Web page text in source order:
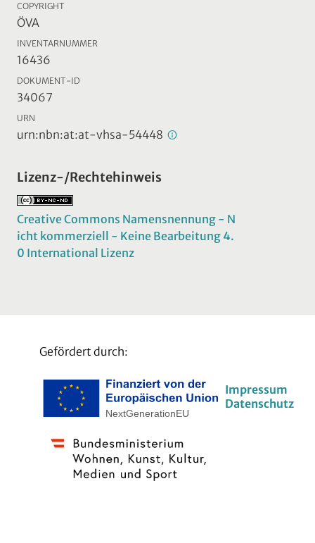
COPYRIGHT
ÖVA
INVENTARNUMMER
16436
DOKUMENT-ID
34067
URN
urn:nbn:at:at-vhsa-54448
Lizenz-/Rechtehinweis
Creative Commons Namensnennung - N
icht kommerziell - Keine Bearbeitung 4.
0 International Lizenz
Gefördert durch:
Impressum
Datenschutz